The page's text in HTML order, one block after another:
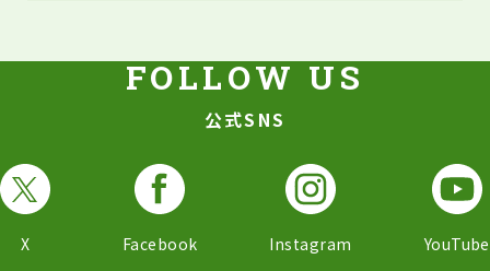
公式SNS
X Facebook Instagram YouTube